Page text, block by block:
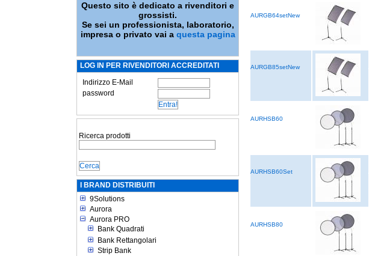
Questo sito è dedicato a rivenditori e
grossisti.
Se sei un professionista, laboratorio,
impresa o privato vai a questa pagina
LOG IN PER RIVENDITORI ACCREDITATI
Indirizzo E-Mail
password
Ricerca prodotti
I BRAND DISTRIBUITI
9Solutions
Aurora
Aurora PRO
Bank Quadrati
Bank Rettangolari
Strip Bank
AURGB64setNew
AURGB85setNew
AURHSB60
AURHSB60Set
AURHSB80